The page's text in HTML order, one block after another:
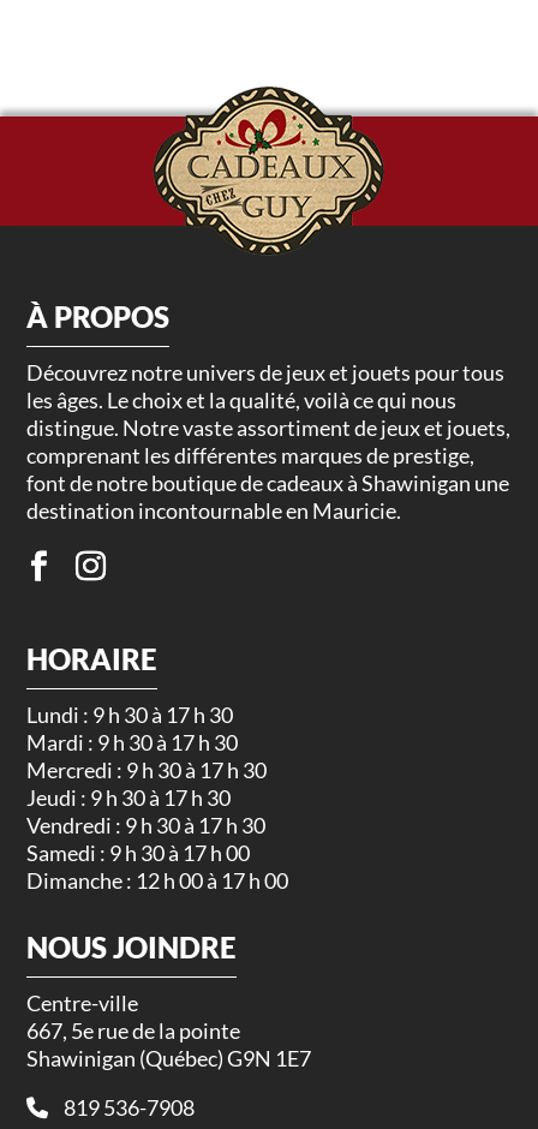
À PROPOS
Découvrez notre univers de jeux et jouets pour tous
les âges. Le choix et la qualité, voilà ce qui nous
distingue. Notre vaste assortiment de jeux et jouets,
comprenant les différentes marques de prestige,
font de notre boutique de cadeaux à Shawinigan une
destination incontournable en Mauricie.
HORAIRE
Lundi : 9 h 30 à 17 h 30
Mardi : 9 h 30 à 17 h 30
Mercredi : 9 h 30 à 17 h 30
Jeudi : 9 h 30 à 17 h 30
Vendredi : 9 h 30 à 17 h 30
Samedi : 9 h 30 à 17 h 00
Dimanche : 12 h 00 à 17 h 00
NOUS JOINDRE
Centre-ville
667, 5e rue de la pointe
Shawinigan (Québec) G9N 1E7
819 536-7908